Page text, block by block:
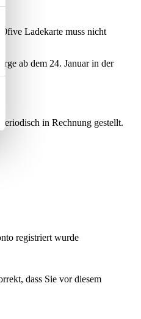
Ladekarte muss nicht
ab dem 24. Januar in der
in Rechnung gestellt.
registriert wurde
dass Sie vor diesem